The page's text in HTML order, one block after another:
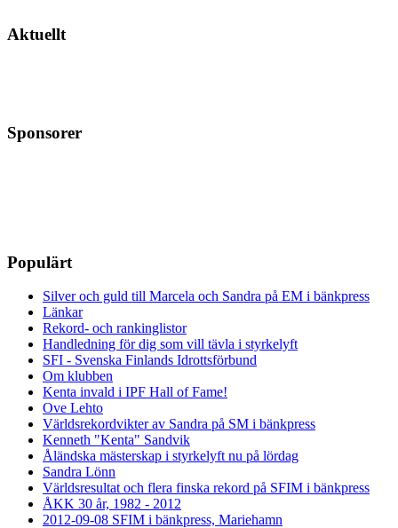
Aktuellt
Sponsorer
Populärt
Silver och guld till Marcela och Sandra på EM i bänkpress
Länkar
Rekord- och rankinglistor
Handledning för dig som vill tävla i styrkelyft
SFI - Svenska Finlands Idrottsförbund
Om klubben
Kenta invald i IPF Hall of Fame!
Ove Lehto
Världsrekordvikter av Sandra på SM i bänkpress
Kenneth "Kenta" Sandvik
Åländska mästerskap i styrkelyft nu på lördag
Sandra Lönn
Världsresultat och flera finska rekord på SFIM i bänkpress
ÅKK 30 år, 1982 - 2012
2012-09-08 SFIM i bänkpress, Mariehamn